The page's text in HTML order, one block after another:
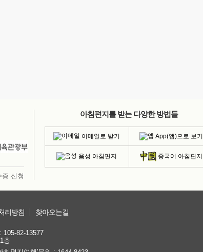
증 신청
아침편지를 받는 다양한 방법들
이메일로 받기 App(앱)으로 보기
음성 아침편지 중국어 아침편지
리방침 찾아오는길
105-82-13577
층